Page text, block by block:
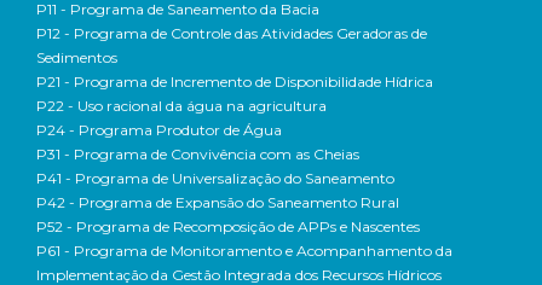
P11 - Programa de Saneamento da Bacia
P12 - Programa de Controle das Atividades Geradoras de
Sedimentos
P21 - Programa de Incremento de Disponibilidade Hídrica
P22 - Uso racional da água na agricultura
P24 - Programa Produtor de Água
P31 - Programa de Convivência com as Cheias
P41 - Programa de Universalização do Saneamento
P42 - Programa de Expansão do Saneamento Rural
P52 - Programa de Recomposição de APPs e Nascentes
P61 - Programa de Monitoramento e Acompanhamento da
Implementação da Gestão Integrada dos Recursos Hídricos